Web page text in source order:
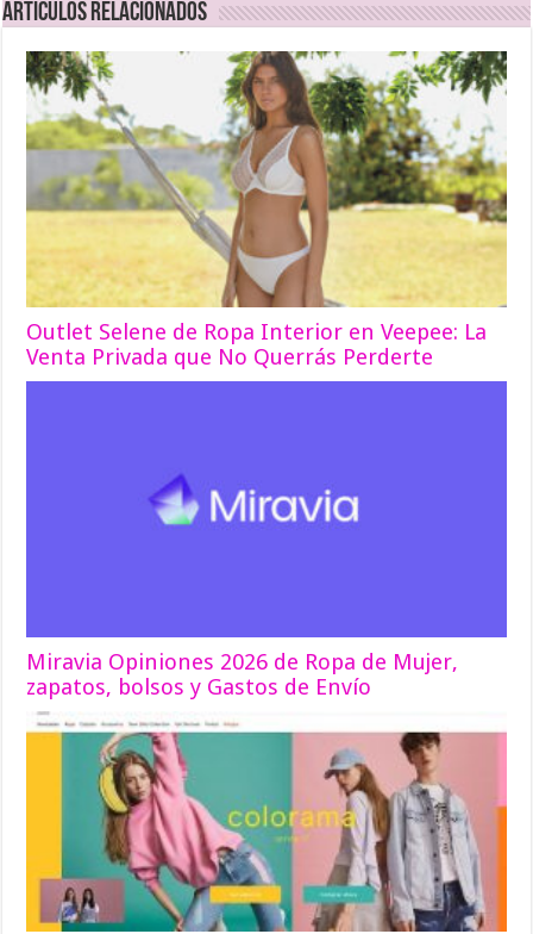
Articulos relacionados
Outlet Selene de Ropa Interior en Veepee: La
Venta Privada que No Querrás Perderte
Miravia Opiniones 2026 de Ropa de Mujer,
zapatos, bolsos y Gastos de Envío